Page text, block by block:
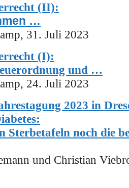
(II):
…
31. Juli 2023
(I):
und …
24. Juli 2023
2023 in
Sterbetafeln noch die
und Christian